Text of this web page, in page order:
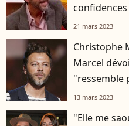
confidences
21 mars 2023
Christophe
Marcel
"ressemble
13 mars 2023
"Elle me